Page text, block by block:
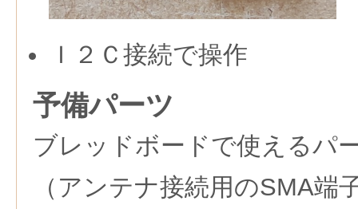
Ｉ２Ｃ接続で操作
予備パーツ
ブレッドボードで使えるパ
（アンテナ接続用のSMA端